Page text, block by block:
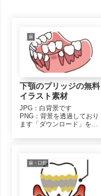
歯
下顎のブリッジの無料
イラスト素材
JPG：白背景です
PNG：背景を透過しており
ます「ダウンロード」をク
を付けて保存」で保存して
のイラスト素材ブリッジ下
顎-monoJPGダウンロード
ブリッジ下顎-monoPNGダ
ウンロード...
歯・口腔